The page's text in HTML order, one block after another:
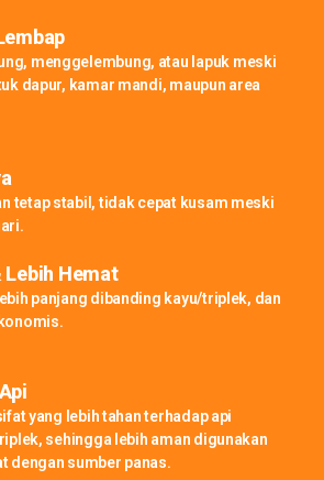
menggelembung, atau lapuk meski
dapur, kamar mandi, maupun area
tetap stabil, tidak cepat kusam meski
Lebih Hemat
panjang dibanding kayu/triplek, dan
yang lebih tahan terhadap api
sehingga lebih aman digunakan
dengan sumber panas.